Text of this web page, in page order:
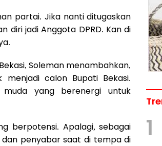
partai. Jika nanti ditugaskan
diri jadi Anggota DPRD. Kan di
Soleman menambahkan,
calon Bupati Bekasi.
yang berenergi untuk
berpotensi. Apalagi, sebagai
penyabar saat di tempa di
1